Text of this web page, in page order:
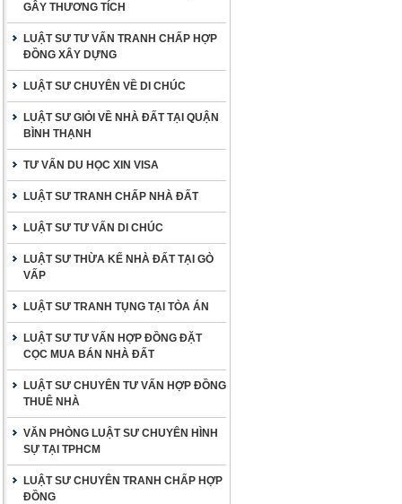
GÂY THƯƠNG TÍCH
LUẬT SƯ TƯ VẤN TRANH CHẤP HỢP
ĐỒNG XÂY DỰNG
LUẬT SƯ CHUYÊN VỀ DI CHÚC
LUẬT SƯ GIỎI VỀ NHÀ ĐẤT TẠI QUẬN
BÌNH THẠNH
TƯ VẤN DU HỌC XIN VISA
LUẬT SƯ TRANH CHẤP NHÀ ĐẤT
LUẬT SƯ TƯ VẤN DI CHÚC
LUẬT SƯ THỪA KẾ NHÀ ĐẤT TẠI GÒ
VẤP
LUẬT SƯ TRANH TỤNG TẠI TÒA ÁN
LUẬT SƯ TƯ VẤN HỢP ĐỒNG ĐẶT
CỌC MUA BÁN NHÀ ĐẤT
LUẬT SƯ CHUYÊN TƯ VẤN HỢP ĐỒNG
THUÊ NHÀ
VĂN PHÒNG LUẬT SƯ CHUYÊN HÌNH
SỰ TẠI TPHCM
LUẬT SƯ CHUYÊN TRANH CHẤP HỢP
ĐỒNG